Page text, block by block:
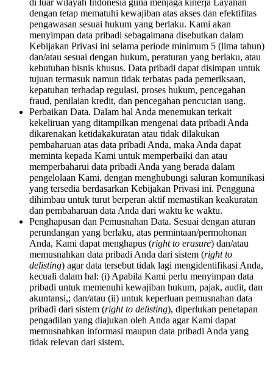
dengan tetap mematuhi kewajiban atas akses dan efektifitas
pengawasan sesuai hukum yang berlaku. Kami akan
menyimpan data pribadi sebagaimana disebutkan dalam
Kebijakan Privasi ini selama periode minimum 5 (lima tahun)
dan/atau sesuai dengan hukum, peraturan yang berlaku, atau
kebutuhan bisnis khusus. Data pribadi dapat disimpan untuk
tujuan termasuk namun tidak terbatas pada pemeriksaan,
kepatuhan terhadap regulasi, proses hukum, pencegahan
fraud, penilaian kredit, dan pencegahan pencucian uang.
Perbaikan Data. Dalam hal Anda menemukan terkait
kekeliruan yang ditampilkan mengenai data pribadi Anda
dikarenakan ketidakakuratan atau tidak dilakukan
pembaharuan atas data pribadi Anda, maka Anda dapat
meminta kepada Kami untuk memperbaiki dan atau
memperbaharui data pribadi Anda yang berada dalam
pengelolaan Kami, dengan menghubungi saluran komunikasi
yang tersedia berdasarkan Kebijakan Privasi ini. Pengguna
dihimbau untuk turut berperan aktif memastikan keakuratan
dan pembaharuan data Anda dari waktu ke waktu.
Penghapusan dan Pemusnahan Data. Sesuai dengan aturan
perundangan yang berlaku, atas permintaan/permohonan
Anda, Kami dapat menghapus (right to erasure) dan/atau
memusnahkan data pribadi Anda dari sistem (right to
delisting) agar data tersebut tidak lagi mengidentifikasi Anda,
kecuali dalam hal: (i) Apabila Kami perlu menyimpan data
pribadi untuk memenuhi kewajiban hukum, pajak, audit, dan
akuntansi,; dan/atau (ii) untuk keperluan pemusnahan data
pribadi dari sistem (right to delisting), diperlukan penetapan
pengadilan yang diajukan oleh Anda agar Kami dapat
memusnahkan informasi maupun data pribadi Anda yang
tidak relevan dari sistem.